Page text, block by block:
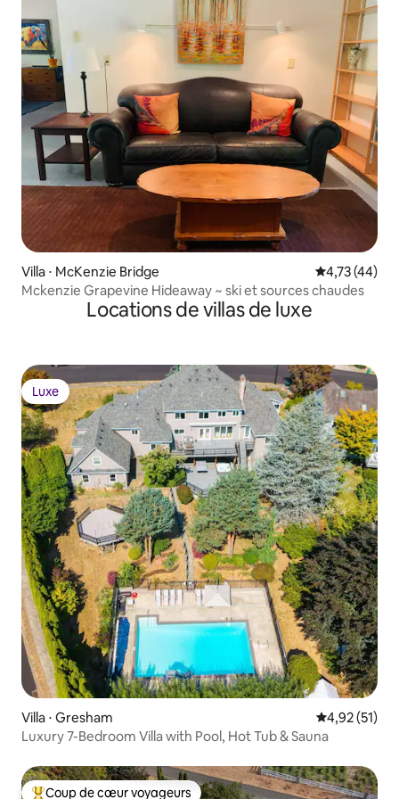
Villa ⋅ McKenzie Bridge Évaluation
4,73 (44)
Mckenzie Grapevine Hideaway ~ ski et sources chaudes
Locations de villas de luxe
Luxe
Luxe
Villa ⋅ Gresham Évaluation
4,92 (51)
Luxury 7-Bedroom Villa with Pool, Hot Tub & Sauna
Coup de cœur voyageurs